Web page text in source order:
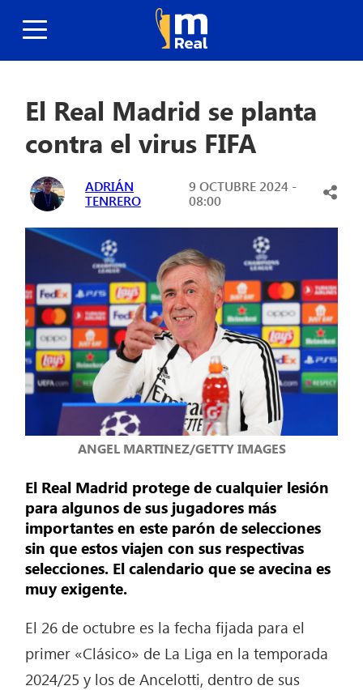
El Real Madrid se planta
contra el virus FIFA
ADRIÁN
TENRERO
9 OCTUBRE 2024 -
08:00
ANGEL MARTINEZ/GETTY IMAGES
El Real Madrid protege de cualquier lesión
para algunos de sus jugadores más
importantes en este parón de selecciones
sin que estos viajen con sus respectivas
selecciones. El calendario que se avecina es
muy exigente.
El 26 de octubre es la fecha fijada para el
primer «Clásico» de La Liga en la temporada
2024/25 y los de Ancelotti, dentro de sus